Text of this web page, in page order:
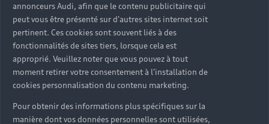
annonceurs Audi, afin que le contenu publicitaire qui
peut vous être présenté sur d'autres sites internet soit
pertinent. Ces cookies sont souvent liés à des
fonctionnalités de sites tiers, lorsque cela est
approprié. Veuillez noter que vous pouvez à tout
moment retirer votre consentement à l'installation de
cookies personnalisation du contenu marketing.
Pour obtenir des informations plus spécifiques sur la
manière dont vos données personnelles sont utilisées,